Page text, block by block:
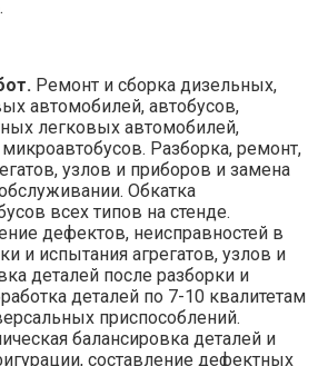
Ремонт и сборка дизельных,
автомобилей, автобусов,
легковых автомобилей,
Разборка, ремонт,
узлов и приборов и замена
Обкатка
всех типов на стенде.
дефектов, неисправностей в
и испытания агрегатов, узлов и
деталей после разборки и
деталей по 7-10 квалитетам
приспособлений.
балансировка деталей и
составление дефектных